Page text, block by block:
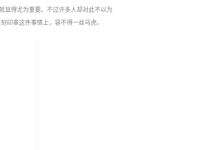
显得尤为重要。不过许多人却对此不以为
印章这件事情上，容不得一丝马虎。